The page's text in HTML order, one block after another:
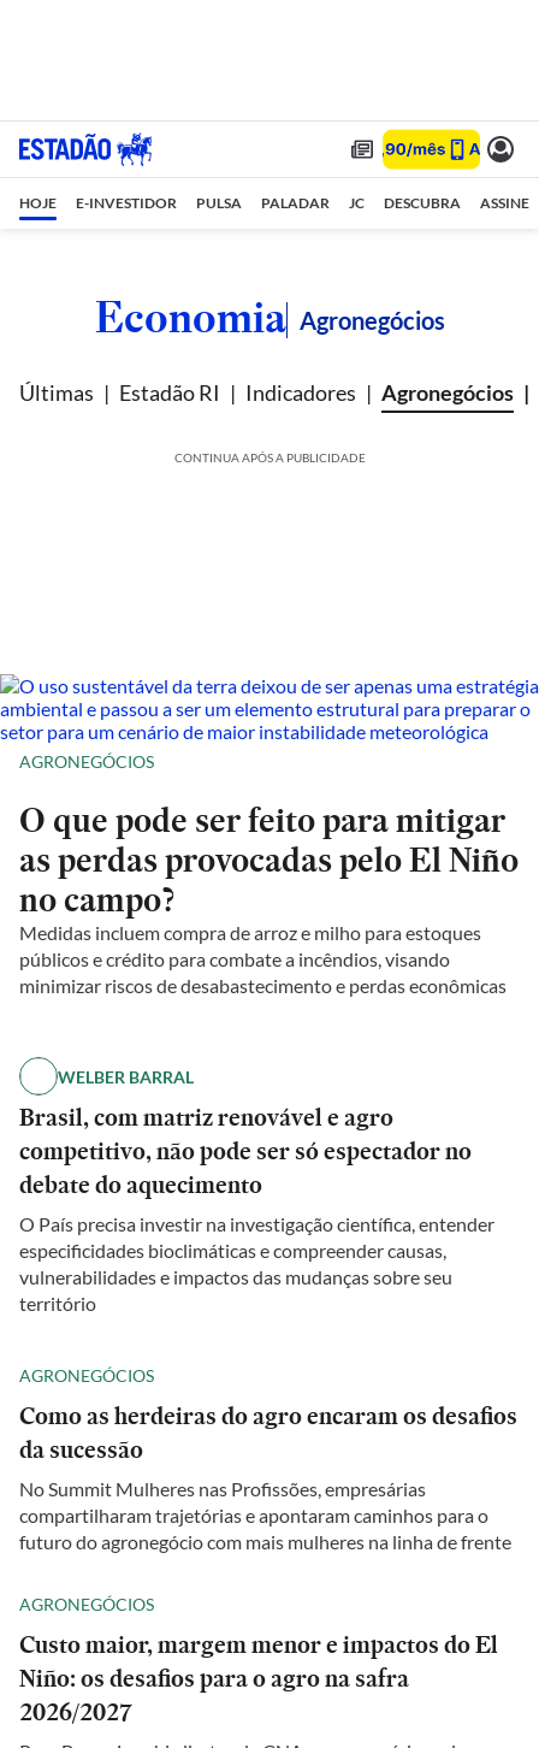
HOJE E-INVESTIDOR PULSA PALADAR JC DESCUBRA ASSINE
Economia Agronegócios
Últimas Estadão RI Indicadores Agronegócios
CONTINUA APÓS A PUBLICIDADE
AGRONEGÓCIOS
O que pode ser feito para mitigar
as perdas provocadas pelo El Niño
no campo?
Medidas incluem compra de arroz e milho para estoques
públicos e crédito para combate a incêndios, visando
minimizar riscos de desabastecimento e perdas econômicas
WELBER BARRAL
Brasil, com matriz renovável e agro
competitivo, não pode ser só espectador no
debate do aquecimento
O País precisa investir na investigação científica, entender
especificidades bioclimáticas e compreender causas,
vulnerabilidades e impactos das mudanças sobre seu
território
AGRONEGÓCIOS
Como as herdeiras do agro encaram os desafios
da sucessão
No Summit Mulheres nas Profissões, empresárias
compartilharam trajetórias e apontaram caminhos para o
futuro do agronegócio com mais mulheres na linha de frente
AGRONEGÓCIOS
Custo maior, margem menor e impactos do El
Niño: os desafios para o agro na safra
2026/2027